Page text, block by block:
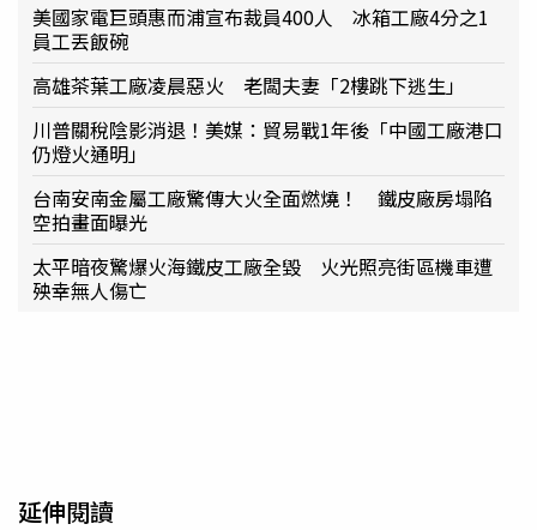
美國家電巨頭惠而浦宣布裁員400人 冰箱工廠4分之1
員工丟飯碗
高雄茶葉工廠凌晨惡火 老闆夫妻「2樓跳下逃生」
川普關稅陰影消退！美媒：貿易戰1年後「中國工廠港口
仍燈火通明」
台南安南金屬工廠驚傳大火全面燃燒！ 鐵皮廠房塌陷
空拍畫面曝光
太平暗夜驚爆火海鐵皮工廠全毀 火光照亮街區機車遭
殃幸無人傷亡
延伸閱讀